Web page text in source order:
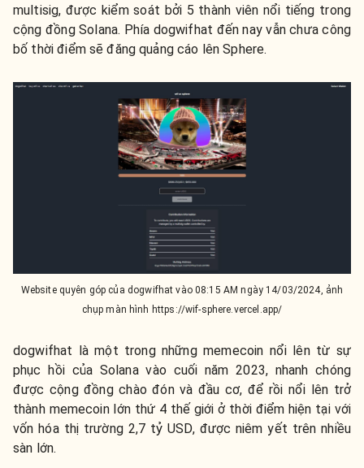
multisig, được kiểm soát bởi 5 thành viên nổi tiếng trong
cộng đồng Solana. Phía dogwifhat đến nay vẫn chưa công
bố thời điểm sẽ đăng quảng cáo lên Sphere.
Website quyên góp của dogwifhat vào 08:15 AM ngày 14/03/2024, ảnh
chụp màn hình https://wif-sphere.vercel.app/
dogwifhat là một trong những memecoin nổi lên từ sự
phục hồi của Solana vào cuối năm 2023, nhanh chóng
được cộng đồng chào đón và đầu cơ, để rồi nổi lên trở
thành memecoin lớn thứ 4 thế giới ở thời điểm hiện tại với
vốn hóa thị trường 2,7 tỷ USD, được niêm yết trên nhiều
sàn lớn.